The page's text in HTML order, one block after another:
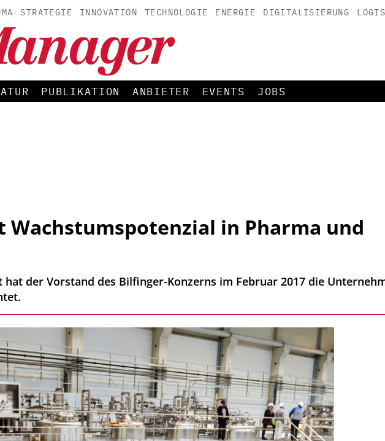
STRATEGIE INNOVATION TECHNOLOGIE ENERGIE DIGITALISIERUNG
PUBLIKATION ANBIETER EVENTS JOBS
Wachstumspotenzial in Pharma und
hat der Vorstand des Bilfinger-Konzerns im Februar 2017 die